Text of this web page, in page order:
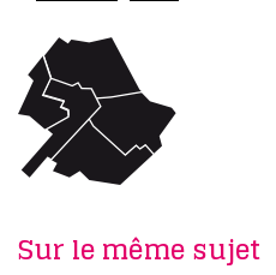
Sur le même sujet